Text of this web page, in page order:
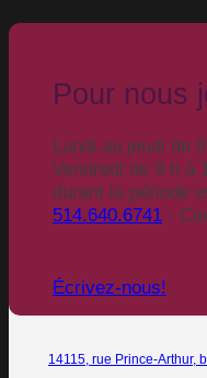
Pour nous
Lundi au jeudi de
Vendredi de 9 h à
durant la période
514.640.6741 -
Écrivez-nous!
14115, rue Prince-Arthur,